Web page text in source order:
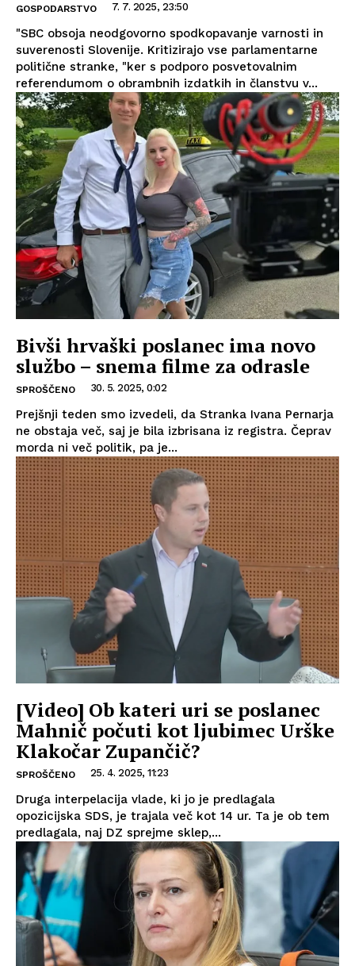
GOSPODARSTVO 7. 7. 2025, 23:50
"SBC obsoja neodgovorno spodkopavanje varnosti in
suverenosti Slovenije. Kritizirajo vse parlamentarne
politične stranke, "ker s podporo posvetovalnim
referendumom o obrambnih izdatkih in članstvu v...
Bivši hrvaški poslanec ima novo
službo – snema filme za odrasle
SPROŠČENO 30. 5. 2025, 0:02
Prejšnji teden smo izvedeli, da Stranka Ivana Pernarja
ne obstaja več, saj je bila izbrisana iz registra. Čeprav
morda ni več politik, pa je...
[Video] Ob kateri uri se poslanec
Mahnič počuti kot ljubimec Urške
Klakočar Zupančič?
SPROŠČENO 25. 4. 2025, 11:23
Druga interpelacija vlade, ki jo je predlagala
opozicijska SDS, je trajala več kot 14 ur. Ta je ob tem
predlagala, naj DZ sprejme sklep,...